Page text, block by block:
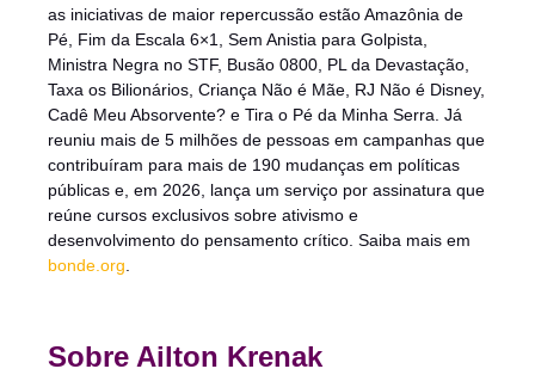
as iniciativas de maior repercussão estão Amazônia de
Pé, Fim da Escala 6×1, Sem Anistia para Golpista,
Ministra Negra no STF, Busão 0800, PL da Devastação,
Taxa os Bilionários, Criança Não é Mãe, RJ Não é Disney,
Cadê Meu Absorvente? e Tira o Pé da Minha Serra. Já
reuniu mais de 5 milhões de pessoas em campanhas que
contribuíram para mais de 190 mudanças em políticas
públicas e, em 2026, lança um serviço por assinatura que
reúne cursos exclusivos sobre ativismo e
desenvolvimento do pensamento crítico. Saiba mais em
bonde.org
Sobre Ailton Krenak